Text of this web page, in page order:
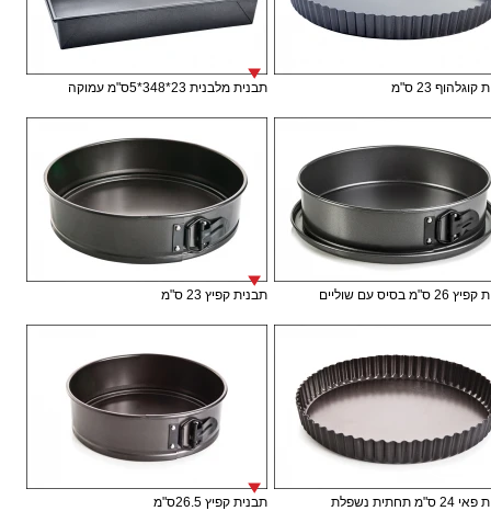
23 ס"מ תבנית מלבנית 23*348*5ס"מ עמוקה
בסיס עם שוליים תבנית קפיץ 23 ס"מ
תחתית נשפלת תבנית קפיץ 26.5ס"מ